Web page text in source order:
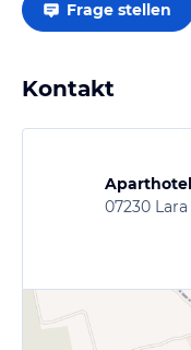
Frage stellen
Kontakt
07230